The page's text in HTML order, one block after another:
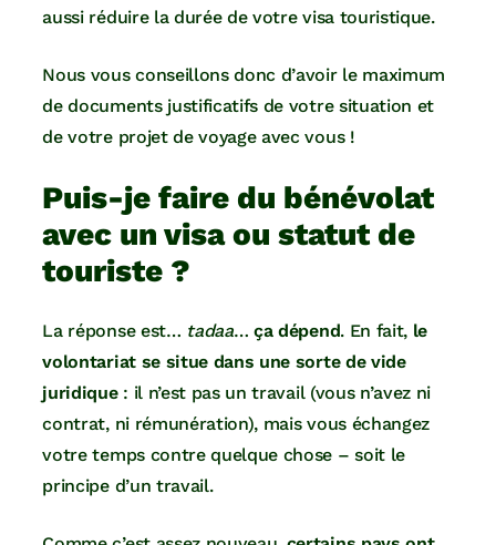
aussi réduire la durée de votre visa touristique.
Nous vous conseillons donc d’avoir le maximum
de documents justificatifs de votre situation et
de votre projet de voyage avec vous !
Puis-je faire du bénévolat
avec un visa ou statut de
touriste ?
La réponse est… tadaa…ça dépend. En fait, le
volontariat se situe dans une sorte de vide
juridique: il n’est pas un travail (vous n’avez ni
contrat, ni rémunération), mais vous échangez
votre temps contre quelque chose – soit le
principe d’un travail.